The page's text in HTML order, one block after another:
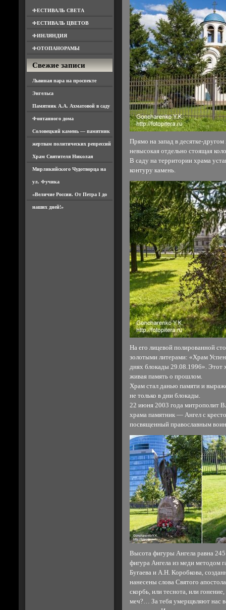
ФЕСТИВАЛЬ СВЕТА
ФЕСТИВАЛЬ ЦВЕТОВ
ФИНЛЯНДИЯ
ФОТОПАНОРАМЫ
Свежие записи
Львиная пара на проспекте
Энгельса
Памятник А.А. Ахматовой в саду
Фонтанного дома
Соловецкий камень — памятник
жертвам политических репрессий
Храм Святителя Николая
Мирликийского Чудотворца на
ул. Фучика
«Величие России. От Петра I до
наших дней!»
Прямо на запад в десятке-
невысокая отдельно стоящая
В саду на территории храма
контуру камень.
На его лицевой полированной
золотыми литерами: «Храм
днях блокады 29.08.1996». Этот
живая память о прошлом.
Храм стал данью памяти и
не только в дни блокады.
22 июня 2003 года митрополит
храма памятник — Ангел с
посвященный православным
Высота фигуры Ангела равна
фигура Ангела из меди методом
Бугаева и А.Н. Коробкова,
нанесены слова Святого
скорбь, или теснота, или
меч?… За тебя умерщвляют нас